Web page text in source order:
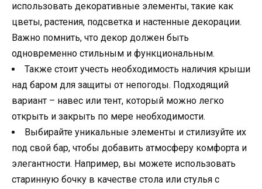
использовать декоративные элементы, такие как
цветы, растения, подсветка и настенные декорации.
Важно помнить, что декор должен быть
одновременно стильным и функциональным.
Также стоит учесть необходимость наличия крыши
над баром для защиты от непогоды. Подходящий
вариант – навес или тент, который можно легко
открыть и закрыть по мере необходимости.
Выбирайте уникальные элементы и стилизуйте их
под свой бар, чтобы добавить атмосферу комфорта и
элегантности. Например, вы можете использовать
старинную бочку в качестве стола или стулья с